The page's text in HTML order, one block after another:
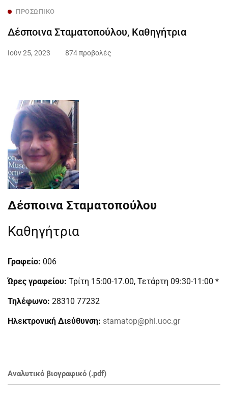
ΠΡΟΣΩΠΙΚΌ
Δέσποινα Σταματοπούλου, Καθηγήτρια
Ιούν 25, 2023 874 προβολές
Δέσποινα Σταματοπούλου
Καθηγήτρια
Γραφείο: 006
Ώρες γραφείου: Τρίτη 15:00-17.00, Τετάρτη 09:30-11:00 *
Τηλέφωνο: 28310 77232
Ηλεκτρονική Διεύθυνση: stamatop@phl.uoc.gr
Αναλυτικό βιογραφικό (.pdf)